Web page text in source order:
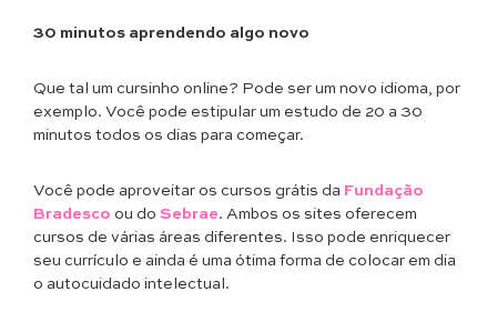
30 minutos aprendendo algo novo
Que tal um cursinho online? Pode ser um novo idioma, por
exemplo. Você pode estipular um estudo de 20 a 30
minutos todos os dias para começar.
Você pode aproveitar os cursos grátis da Fundação
Bradesco ou do Sebrae. Ambos os sites oferecem
cursos de várias áreas diferentes. Isso pode enriquecer
seu currículo e ainda é uma ótima forma de colocar em dia
o autocuidado intelectual.